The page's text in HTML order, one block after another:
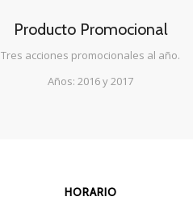
Producto Promocional
Tres acciones promocionales al año.
Años: 2016 y 2017
HORARIO